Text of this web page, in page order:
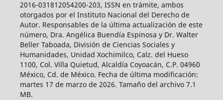
2016-031812054200-203, ISSN en trámite, ambos
otorgados por el Instituto Nacional del Derecho de
Autor. Responsables de la última actualización de este
número, Dra. Angélica Buendía Espinosa y Dr. Walter
Beller Taboada, División de Ciencias Sociales y
Humanidades, Unidad Xochimilco, Calz. del Hueso
1100, Col. Villa Quietud, Alcaldía Coyoacán, C.P. 04960
México, Cd. de México. Fecha de última modificación:
martes 17 de marzo de 2026. Tamaño del archivo 7.1
MB.